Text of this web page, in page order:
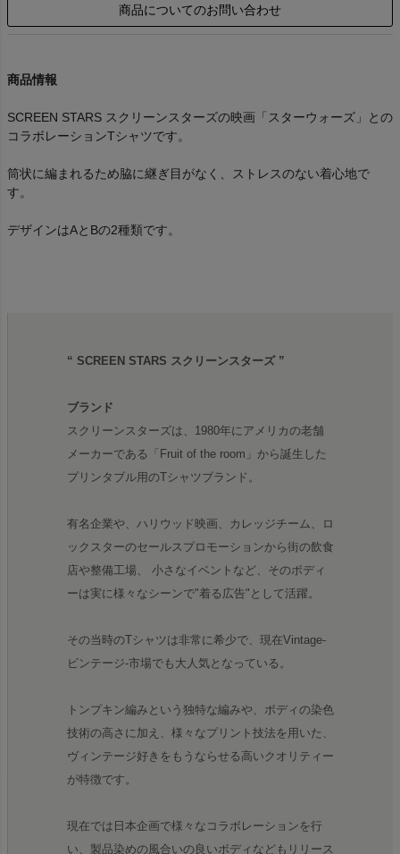
商品についてのお問い合わせ
商品情報
SCREEN STARS スクリーンスターズの映画「スターウォーズ」との
コラボレーションTシャツです。
筒状に編まれるため脇に継ぎ目がなく、ストレスのない着心地で
す。
デザインはAとBの2種類です。
“ SCREEN STARS スクリーンスターズ ”
ブランド
スクリーンスターズは、1980年にアメリカの老舗
メーカーである「Fruit of the room」から誕生した
プリンタブル用のTシャツブランド。
有名企業や、ハリウッド映画、カレッジチーム、ロ
ックスターのセールスプロモーションから街の飲食
店や整備工場、 小さなイベントなど、そのボディ
ーは実に様々なシーンで"着る広告"として活躍。
その当時のTシャツは非常に希少で、現在Vintage-
ビンテージ-市場でも大人気となっている。
トンプキン編みという独特な編みや、ボディの染色
技術の高さに加え、様々なプリント技法を用いた、
ヴィンテージ好きをもうならせる高いクオリティー
が特徴です。
現在では日本企画で様々なコラボレーションを行
い、製品染めの風合いの良いボディなどもリリース